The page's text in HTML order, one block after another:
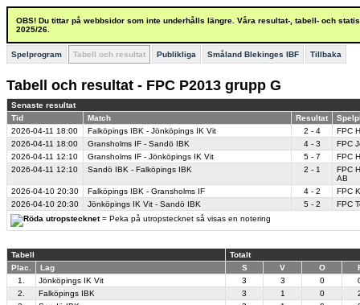
OBS! Du tittar på webbsidor som inte underhålls längre. Våra resultat-, tabell- och
2025/26.
Spelprogram Tabell och resultat Publikliga Småland Blekinges IBF Tillbaka
Tabell och resultat - FPC P2013 grupp G
Senaste resultat
Tid
Match Resultat
= Peka på utropstecknet så visas en notering
2026-04-11 18:00 Falköpings IBK - Jönköpings IK Vit 2 - 4
FPC
2026-04-11 18:00 Gransholms IF - Sandö IBK 4 - 3
FPC
2026-04-11 12:10 Gransholms IF - Jönköpings IK Vit 5 - 7
FPC
2026-04-11 12:10 Sandö IBK - Falköpings IBK 2 - 1
FPC
AB
2026-04-10 20:30 Falköpings IBK - Gransholms IF 4 - 2
FPC
2026-04-10 20:30 Jönköpings IK Vit - Sandö IBK 5 - 2 FPC
Tabell
Totalt
Plac.
Lag S V O
1. Jönköpings IK Vit 3 3 0
2.
Falköpings IBK 3 1 0